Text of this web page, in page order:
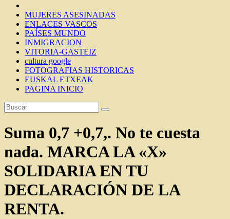
MUJERES ASESINADAS
ENLACES VASCOS
PAÍSES MUNDO
INMIGRACION
VITORIA-GASTEIZ
cultura google
FOTOGRAFIAS HISTORICAS
EUSKAL ETXEAK
PAGINA INICIO
Suma 0,7 +0,7,. No te cuesta
nada. MARCA LA «X»
SOLIDARIA EN TU
DECLARACIÓN DE LA
RENTA.